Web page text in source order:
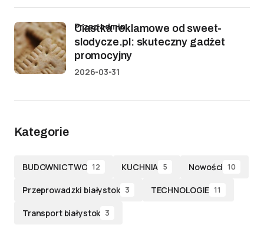
Ciastka reklamowe od sweet-
slodycze.pl: skuteczny gadżet
promocyjny
przez admin
2026-03-31
Kategorie
BUDOWNICTWO 12 KUCHNIA 5 Nowości 10
Przeprowadzki białystok 3 TECHNOLOGIE 11
Transport białystok 3